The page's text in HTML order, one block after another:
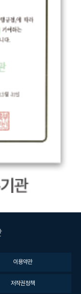
이용약관
저작권정책